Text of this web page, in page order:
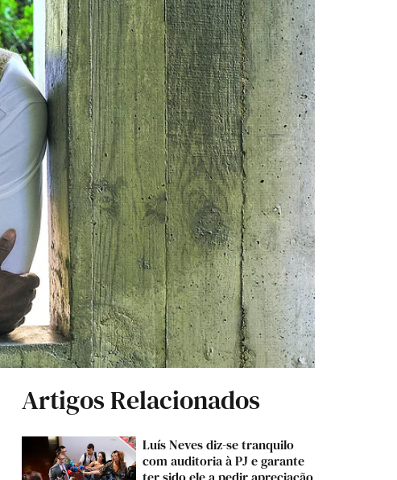
Artigos Relacionados
Luís Neves diz-se tranquilo
com auditoria à PJ e garante